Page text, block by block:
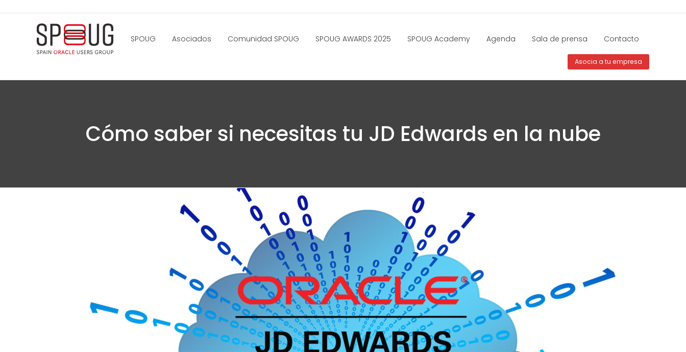
SPOUG Asociados Comunidad SPOUG SPOUG AWARDS 2025 SPOUG Academy Agenda Sala de prensa Contacto
Asocia a tu empresa
Cómo saber si necesitas tu JD Edwards en la nube